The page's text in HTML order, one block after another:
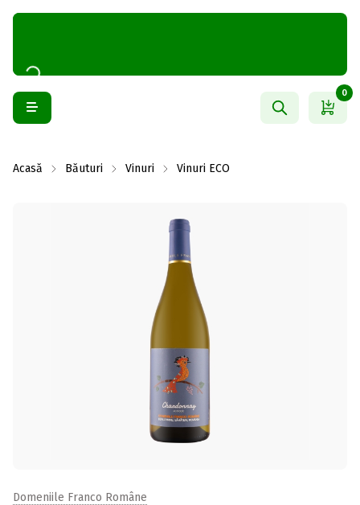
0
Acasă Băuturi Vinuri Vinuri ECO
Domeniile Franco Române